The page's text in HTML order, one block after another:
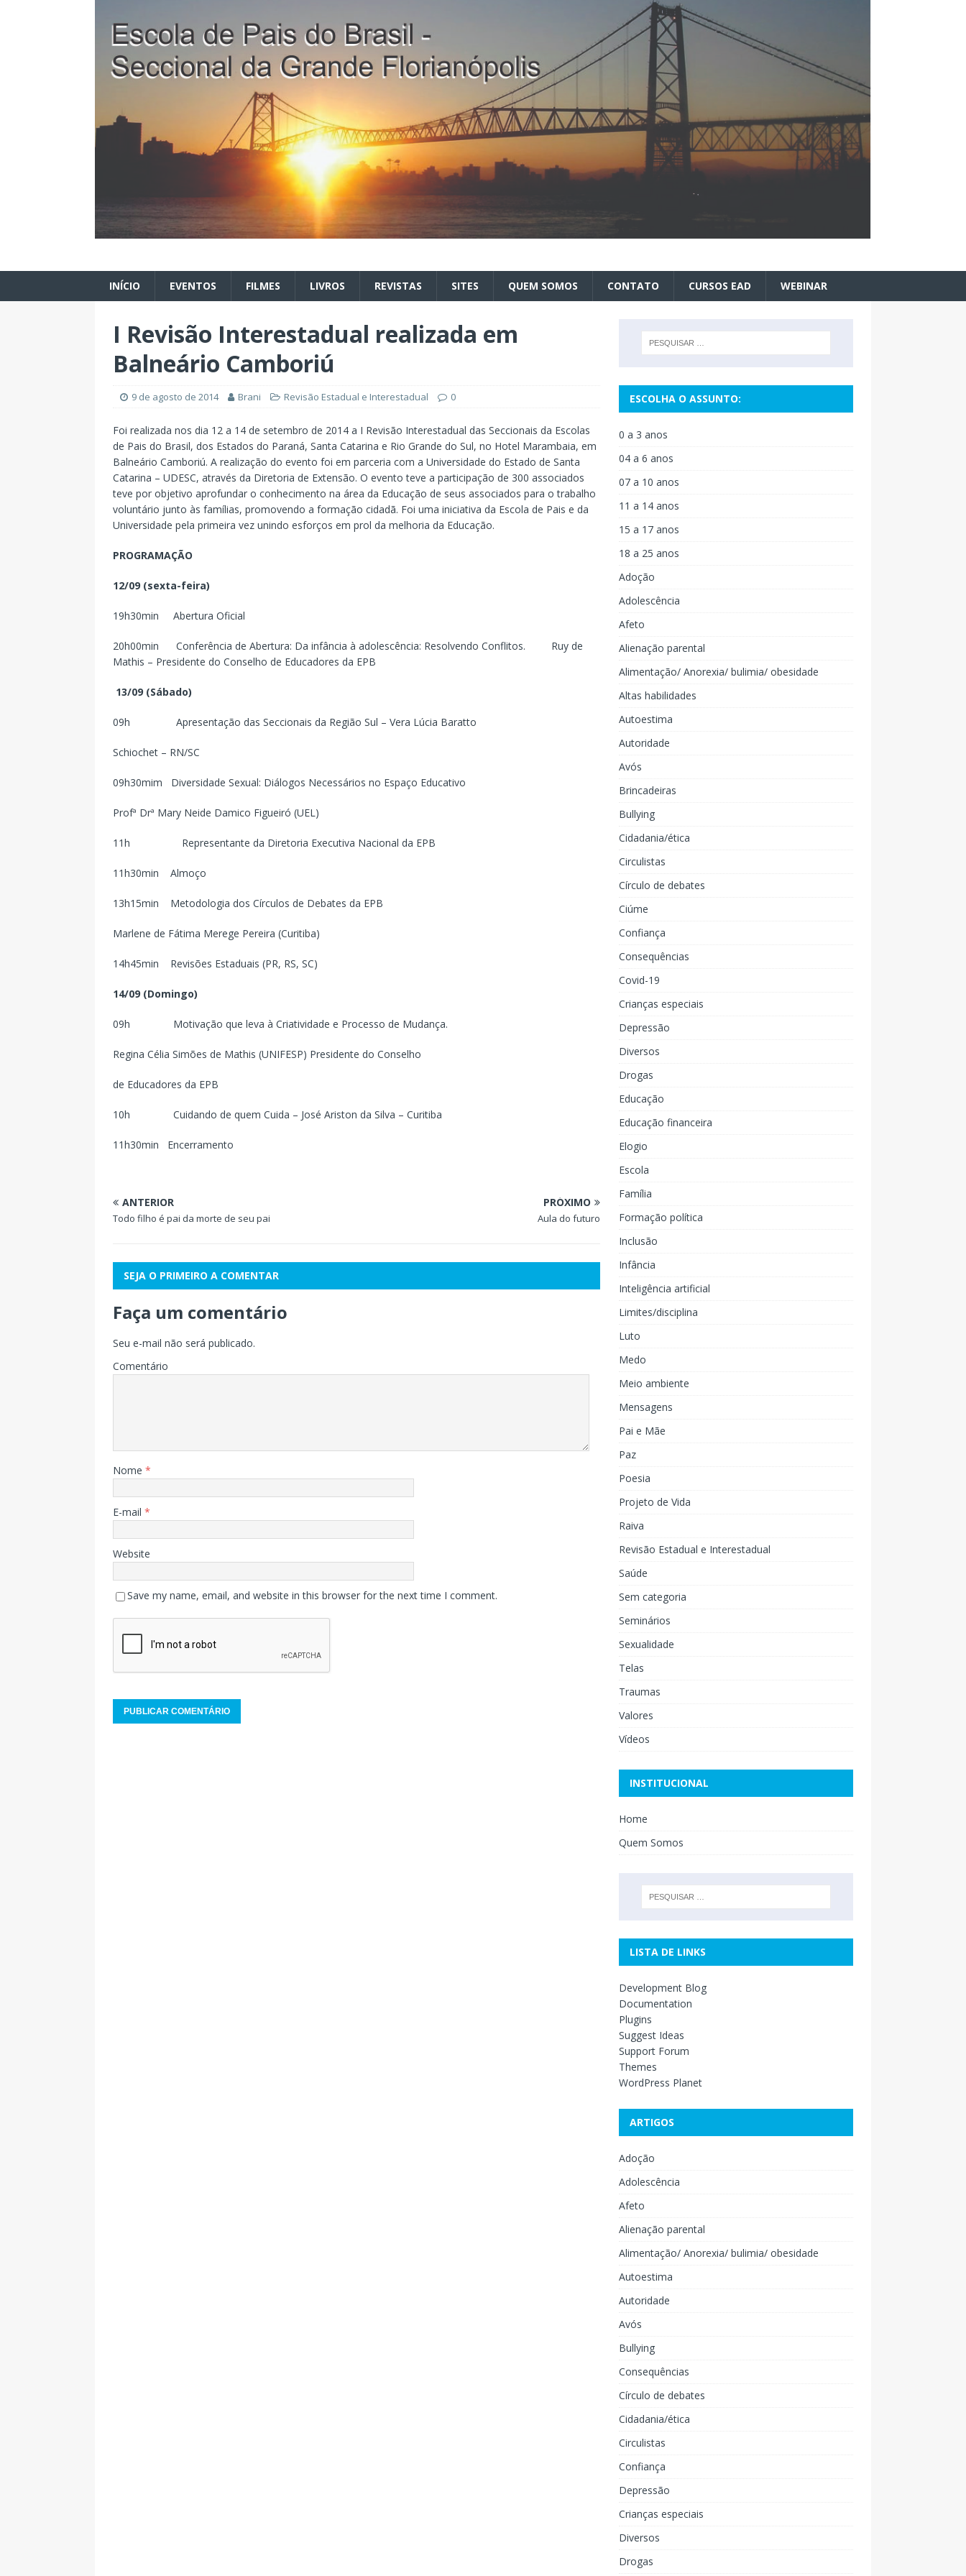
INÍCIO EVENTOS FILMES LIVROS REVISTAS SITES QUEM SOMOS CONTATO CURSOS EAD WEBINAR
I Revisão Interestadual realizada em
Balneário Camboriú
9 de agosto de 2014 Brani Revisão Estadual e Interestadual 0
Foi realizada nos dia 12 a 14 de setembro de 2014 a I Revisão Interestadual das Seccionais da Escolas
de Pais do Brasil, dos Estados do Paraná, Santa Catarina e Rio Grande do Sul, no Hotel Marambaia, em
Balneário Camboriú. A realização do evento foi em parceria com a Universidade do Estado de Santa
Catarina – UDESC, através da Diretoria de Extensão. O evento teve a participação de 300 associados
teve por objetivo aprofundar o conhecimento na área da Educação de seus associados para o trabalho
voluntário junto às famílias, promovendo a formação cidadã. Foi uma iniciativa da Escola de Pais e da
Universidade pela primeira vez unindo esforços em prol da melhoria da Educação.
PROGRAMAÇÃO
12/09 (sexta-feira)
19h30min Abertura Oficial
20h00min Conferência de Abertura: Da infância à adolescência: Resolvendo Conflitos. Ruy de
Mathis – Presidente do Conselho de Educadores da EPB
13/09 (Sábado)
09h Apresentação das Seccionais da Região Sul – Vera Lúcia Baratto
Schiochet – RN/SC
09h30mim Diversidade Sexual: Diálogos Necessários no Espaço Educativo
Profª Drª Mary Neide Damico Figueiró (UEL)
11h Representante da Diretoria Executiva Nacional da EPB
11h30min Almoço
13h15min Metodologia dos Círculos de Debates da EPB
Marlene de Fátima Merege Pereira (Curitiba)
14h45min Revisões Estaduais (PR, RS, SC)
14/09 (Domingo)
09h Motivação que leva à Criatividade e Processo de Mudança.
Regina Célia Simões de Mathis (UNIFESP) Presidente do Conselho
de Educadores da EPB
10h Cuidando de quem Cuida – José Ariston da Silva – Curitiba
11h30min Encerramento
ANTERIOR
Todo filho é pai da morte de seu pai
PRÓXIMO
Aula do futuro
SEJA O PRIMEIRO A COMENTAR
Faça um comentário
Seu e-mail não será publicado.
Comentário
Nome *
E-mail *
Website
Save my name, email, and website in this browser for the next time I comment.
ESCOLHA O ASSUNTO:
0 a 3 anos
04 a 6 anos
07 a 10 anos
11 a 14 anos
15 a 17 anos
18 a 25 anos
Adoção
Adolescência
Afeto
Alienação parental
Alimentação/ Anorexia/ bulimia/ obesidade
Altas habilidades
Autoestima
Autoridade
Avós
Brincadeiras
Bullying
Cidadania/ética
Circulistas
Círculo de debates
Ciúme
Confiança
Consequências
Covid-19
Crianças especiais
Depressão
Diversos
Drogas
Educação
Educação financeira
Elogio
Escola
Família
Formação política
Inclusão
Infância
Inteligência artificial
Limites/disciplina
Luto
Medo
Meio ambiente
Mensagens
Pai e Mãe
Paz
Poesia
Projeto de Vida
Raiva
Revisão Estadual e Interestadual
Saúde
Sem categoria
Seminários
Sexualidade
Telas
Traumas
Valores
Vídeos
INSTITUCIONAL
Home
Quem Somos
LISTA DE LINKS
Development Blog
Documentation
Plugins
Suggest Ideas
Support Forum
Themes
WordPress Planet
ARTIGOS
Adoção
Adolescência
Afeto
Alienação parental
Alimentação/ Anorexia/ bulimia/ obesidade
Autoestima
Autoridade
Avós
Bullying
Consequências
Círculo de debates
Cidadania/ética
Circulistas
Confiança
Depressão
Crianças especiais
Diversos
Drogas